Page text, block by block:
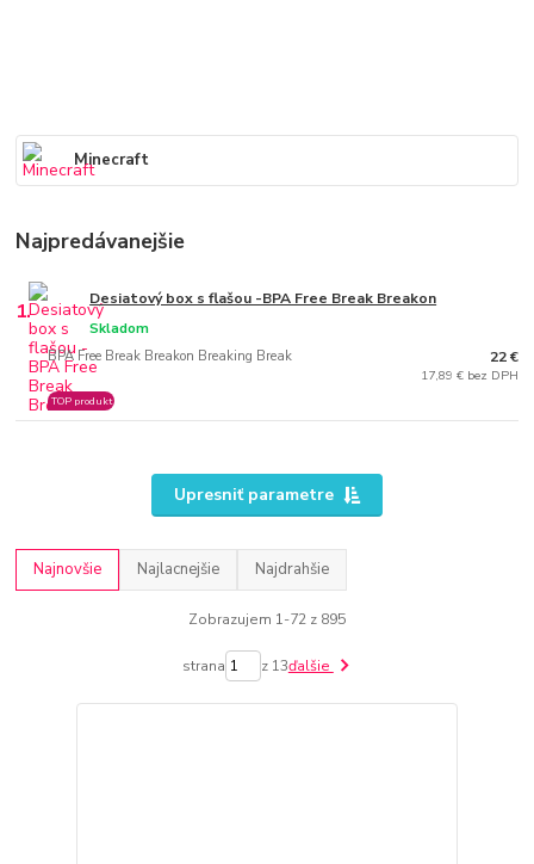
Minecraft
Najpredávanejšie
1. Desiatový box s flašou -BPA Free Break Breakon
BPA Free Break Breakon Breaking Break
Skladom
TOP produkt
22 €
17,89 € bez DPH
Upresniť parametre
Najnovšie Najlacnejšie Najdrahšie
Zobrazujem 1-72 z 895
strana z 13ďalšie